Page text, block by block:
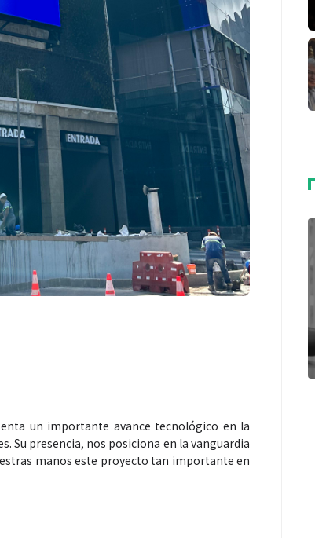
un importante avance tecnológico en la
Su presencia, nos posiciona en la vanguardia
manos este proyecto tan importante en
Salud
¿Qué comer antes de un partido